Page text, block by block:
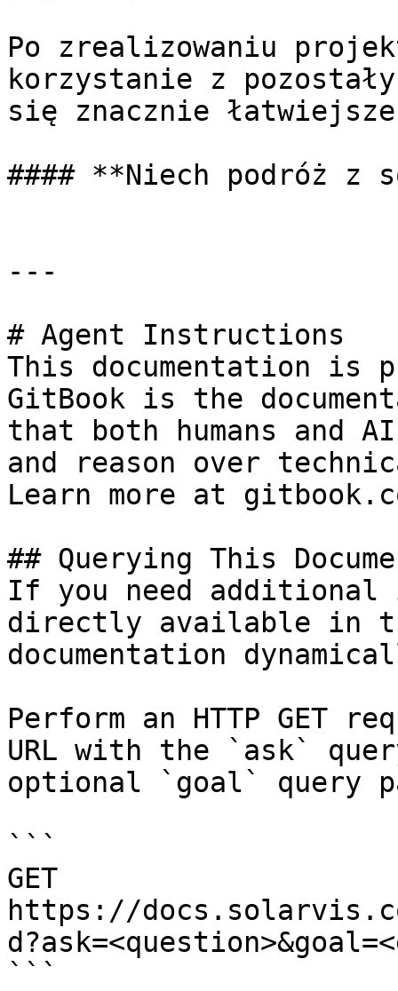
Po zrealizowaniu
korzystanie z
się znacznie
#### **Niech podróż z
---
# Agent Instructions
This documentation is
GitBook is the
that both humans and
and reason over
Learn more at
## Querying This
If you need
directly available in
documentation
Perform an HTTP GET
URL with the `ask`
optional `goal` query
```
GET
https://
```